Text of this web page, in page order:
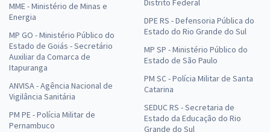
MME - Ministério de Minas e
Energia
MP GO - Ministério Público do
Estado de Goiás - Secretário
Auxiliar da Comarca de
Itapuranga
ANVISA - Agência Nacional de
Vigilância Sanitária
PM PE - Polícia Militar de
Pernambuco
Distrito Federal
DPE RS - Defensoria Pública do
Estado do Rio Grande do Sul
MP SP - Ministério Público do
Estado de São Paulo
PM SC - Polícia Militar de Santa
Catarina
SEDUC RS - Secretaria de
Estado da Educação do Rio
Grande do Sul